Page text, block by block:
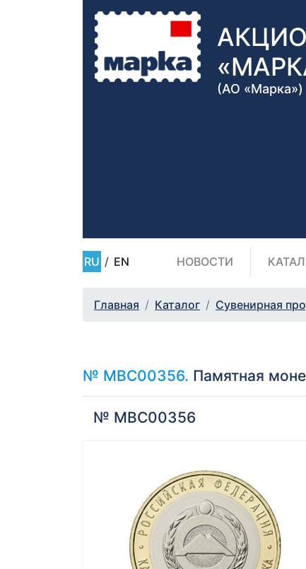
(АО «Марка»)
RU / EN НОВОСТИ
Главная Каталог Сувенирная
№ МВС00356. Памятная
№ МВС00356